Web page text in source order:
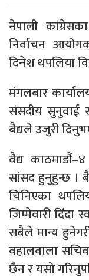
नेपाली
निर्वाचन
दिनेश थपलिया
मंगलबार
संसदीय सुनुवाई
बैद्यले उजुरी
वैद्य
सांसद हुनुहुन्छ ।
चिनिएका
जिम्मेवारी दिँदा
सबैले मान्य
वहालवाला
छैन र यसो